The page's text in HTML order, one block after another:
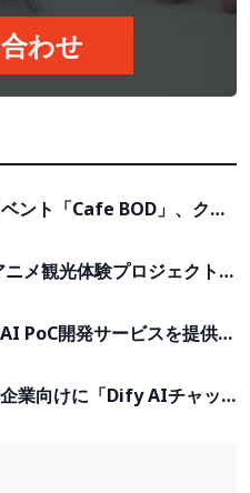
わせ
ント「Cafe BOD」、クラ
Partner』を目指して
メ観光体験プロジェクト
に参画
PoC開発サービスを提供開
週間で実現可能なプロトタ
業向けに「Dify AIチャッ
プランを50％割引で提供。